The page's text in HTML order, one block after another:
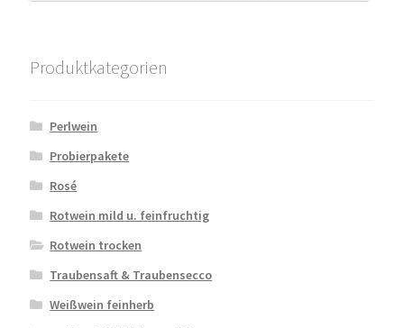
Produktkategorien
Perlwein
Probierpakete
Rosé
Rotwein mild u. feinfruchtig
Rotwein trocken
Traubensaft & Traubensecco
Weißwein feinherb